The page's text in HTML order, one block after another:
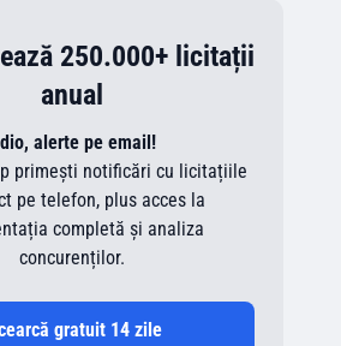
250.000+ licitații
anual
alerte pe email!
primești notificări cu licitațiile
pe telefon, plus acces la
completă și analiza
concurenților.
gratuit 14 zile